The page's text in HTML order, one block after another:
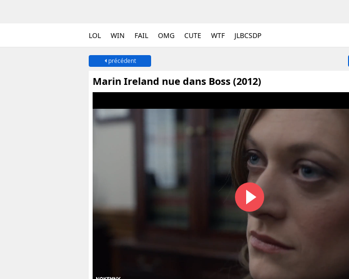
LOL WIN FAIL OMG CUTE WTF JLBCSDP
précédent
Marin Ireland nue dans Boss (2012)